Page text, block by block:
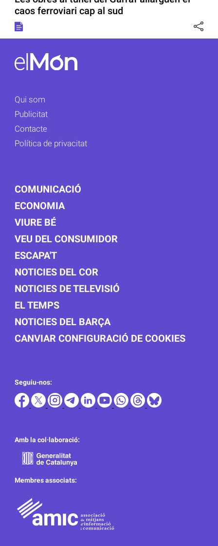
caos ferroviari cap al sud
Qui som
Publicitat
Contacte
Política de privacitat
COMUNICACIÓ
ECONOMIA
VIURE BÉ
VEU DEL CONSUMIDOR
ESCAPA'T
NOTICIES DEL COR
NOTICIES DE TELEVISIÓ
EL TEMPS
NOTICIES DEL BARÇA
CANVIAR CONFIGURACIÓ DE COOKIES
Seguiu-nos:
Amb la col·laboració:
Membres associats: